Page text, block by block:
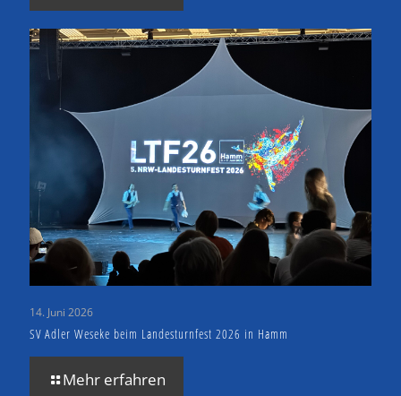
14. Juni 2026
SV Adler Weseke beim Landesturnfest 2026 in Hamm
Mehr erfahren